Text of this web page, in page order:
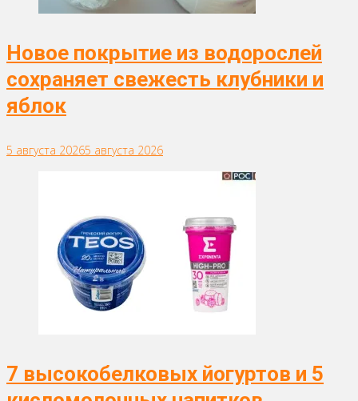
Новое покрытие из водорослей
сохраняет свежесть клубники и
яблок
5 августа 20265 августа 2026
7 высокобелковых йогуртов и 5